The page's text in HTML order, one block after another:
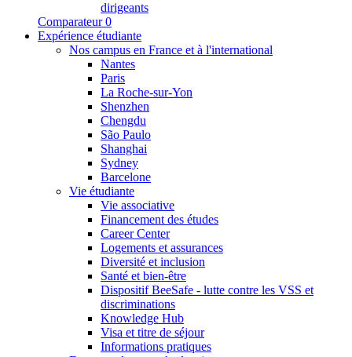
dirigeants
Comparateur 0
Expérience étudiante
Nos campus en France et à l'international
Nantes
Paris
La Roche-sur-Yon
Shenzhen
Chengdu
São Paulo
Shanghai
Sydney
Barcelone
Vie étudiante
Vie associative
Financement des études
Career Center
Logements et assurances
Diversité et inclusion
Santé et bien-être
Dispositif BeeSafe - lutte contre les VSS et
discriminations
Knowledge Hub
Visa et titre de séjour
Informations pratiques